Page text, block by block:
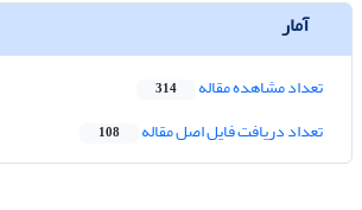
آمار
تعداد مشاهده مقاله 314
تعداد دریافت فایل اصل مقاله 108